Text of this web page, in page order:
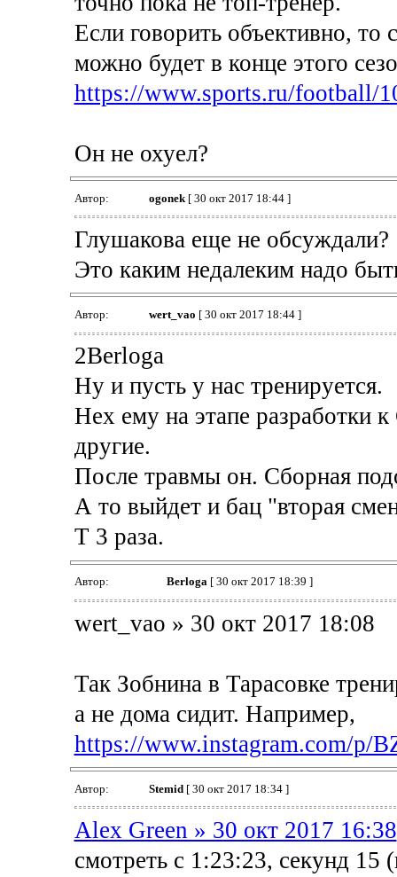
Если говорить объективно, то
можно будет в конце этого
https://www.sports.ru/football/
Он не охуел?
Автор: ogonek[ 30 окт 2017 18:44 ]
Глушакова еще не обсуждали?
Это каким недалеким надо
Автор: wert_vao [ 30 окт 2017 18:44 ]
2Berloga
Ну и пусть у нас тренируется.
Нех ему на этапе разработки
другие.
После травмы он. Сборная
А то выйдет и бац "вторая
Т 3 раза.
Автор: Berloga[ 30 окт 2017 18:39 ]
wert_vao » 30 окт 2017 18:08
Так Зобнина в Тарасовке
а не дома сидит. Например,
https://www.instagram.com/p/
Автор: Stemid[ 30 окт 2017 18:34 ]
Alex Green » 30 окт 2017 16:38
смотреть с 1:23:23, секунд 15